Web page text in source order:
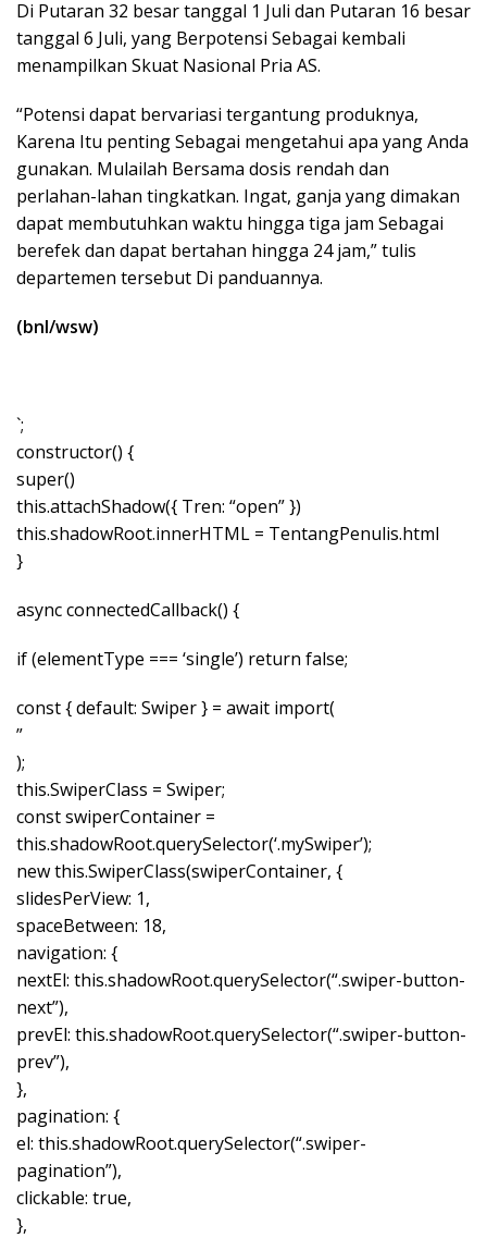
Di Putaran 32 besar tanggal 1 Juli dan Putaran 16 besar
tanggal 6 Juli, yang Berpotensi Sebagai kembali
menampilkan Skuat Nasional Pria AS.
“Potensi dapat bervariasi tergantung produknya,
Karena Itu penting Sebagai mengetahui apa yang Anda
gunakan. Mulailah Bersama dosis rendah dan
perlahan-lahan tingkatkan. Ingat, ganja yang dimakan
dapat membutuhkan waktu hingga tiga jam Sebagai
berefek dan dapat bertahan hingga 24 jam,” tulis
departemen tersebut Di panduannya.
(bnl/wsw)
`;
constructor() {
super()
this.attachShadow({ Tren: “open” })
this.shadowRoot.innerHTML = TentangPenulis.html
}
async connectedCallback() {
if (elementType === ‘single’) return false;
const { default: Swiper } = await import(
”
);
this.SwiperClass = Swiper;
const swiperContainer =
this.shadowRoot.querySelector(‘.mySwiper’);
new this.SwiperClass(swiperContainer, {
slidesPerView: 1,
spaceBetween: 18,
navigation: {
nextEl: this.shadowRoot.querySelector(“.swiper-button-
next”),
prevEl: this.shadowRoot.querySelector(“.swiper-button-
prev”),
},
pagination: {
el: this.shadowRoot.querySelector(“.swiper-
pagination”),
clickable: true,
},